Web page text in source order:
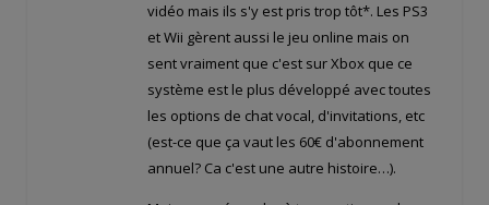
vidéo mais ils s'y est pris trop tôt*. Les PS3
et Wii gèrent aussi le jeu online mais on
sent vraiment que c'est sur Xbox que ce
système est le plus développé avec toutes
les options de chat vocal, d'invitations, etc
(est-ce que ça vaut les 60€ d'abonnement
annuel? Ca c'est une autre histoire…).